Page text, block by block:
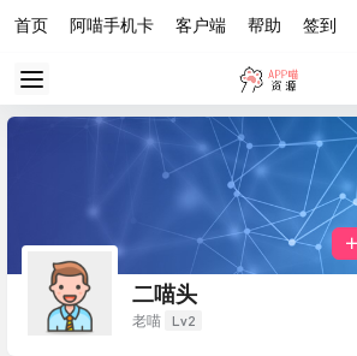
首页 阿喵手机卡 客户端 帮助 签到
二喵头
老喵 Lv2